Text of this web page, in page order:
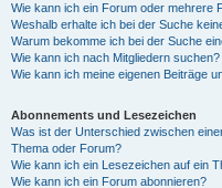
Wie kann ich ein Forum oder mehrere
Weshalb erhalte ich bei der Suche
Warum bekomme ich bei der Suche
Wie kann ich nach Mitgliedern suchen?
Wie kann ich meine eigenen Beiträge
Abonnements und Lesezeichen
Was ist der Unterschied zwischen
Thema oder Forum?
Wie kann ich ein Lesezeichen auf ein
Wie kann ich ein Forum abonnieren?